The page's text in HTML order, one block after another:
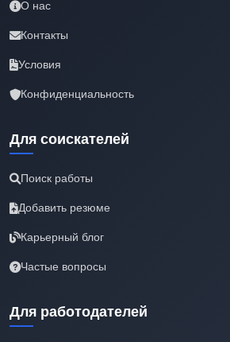
О нас
Контакты
Условия
Конфиденциальность
Для соискателей
Поиск работы
Добавить резюме
Карьерный блог
Частые вопросы
Для работодателей